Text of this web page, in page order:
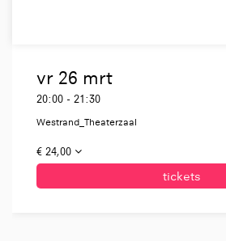
vr 26 mrt
20:00 - 21:30
Westrand_Theaterzaal
€ 24,00
tickets